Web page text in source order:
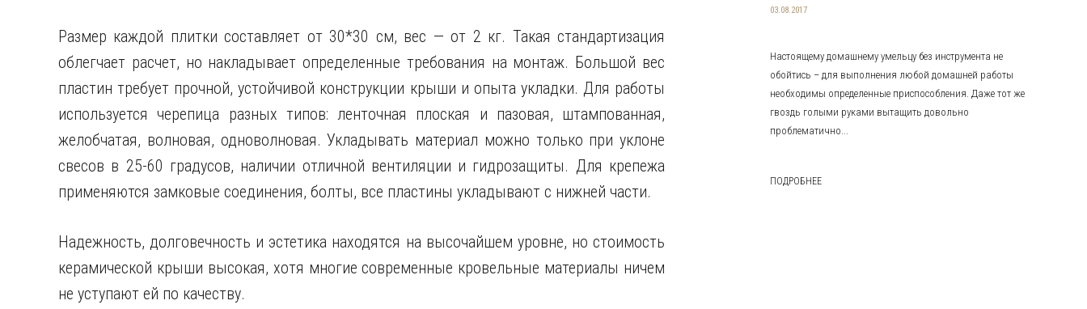
Размер каждой плитки составляет от 30*30 см, вес — от 2 кг. Такая стандартизация
облегчает расчет, но накладывает определенные требования на монтаж. Большой вес
пластин требует прочной, устойчивой конструкции крыши и опыта укладки. Для работы
используется черепица разных типов: ленточная плоская и пазовая, штампованная,
желобчатая, волновая, одноволновая. Укладывать материал можно только при уклоне
свесов в 25-60 градусов, наличии отличной вентиляции и гидрозащиты. Для крепежа
применяются замковые соединения, болты, все пластины укладывают с нижней части.
Надежность, долговечность и эстетика находятся на высочайшем уровне, но стоимость
керамической крыши высокая, хотя многие современные кровельные материалы ничем
не уступают ей по качеству.
03.08.2017
Настоящему домашнему умельцу без инструмента не
обойтись – для выполнения любой домашней работы
необходимы определенные приспособления. Даже тот же
гвоздь голыми руками вытащить довольно
проблематично...
ПОДРОБНЕЕ